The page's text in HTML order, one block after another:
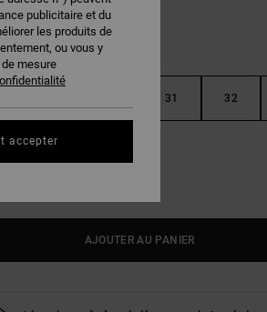
31 32
36
AJOUTER AU PANIER
publicitaire et du
les produits de
ou vous y
mesure
accepter